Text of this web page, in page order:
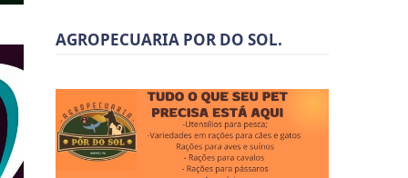
AGROPECUARIA POR DO SOL.